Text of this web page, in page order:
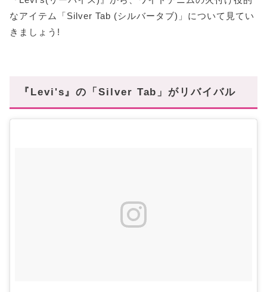
なアイテム「Silver Tab (シルバータブ)」について見てい
きましょう!
『Levi's』の「Silver Tab」がリバイバル